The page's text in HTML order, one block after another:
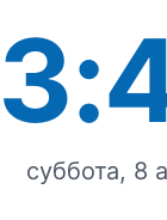
суббота, 8